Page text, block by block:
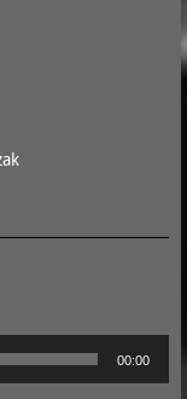
00:00